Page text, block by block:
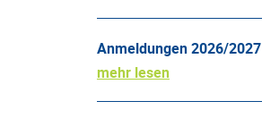
Anmeldungen 2026/2027
mehr lesen